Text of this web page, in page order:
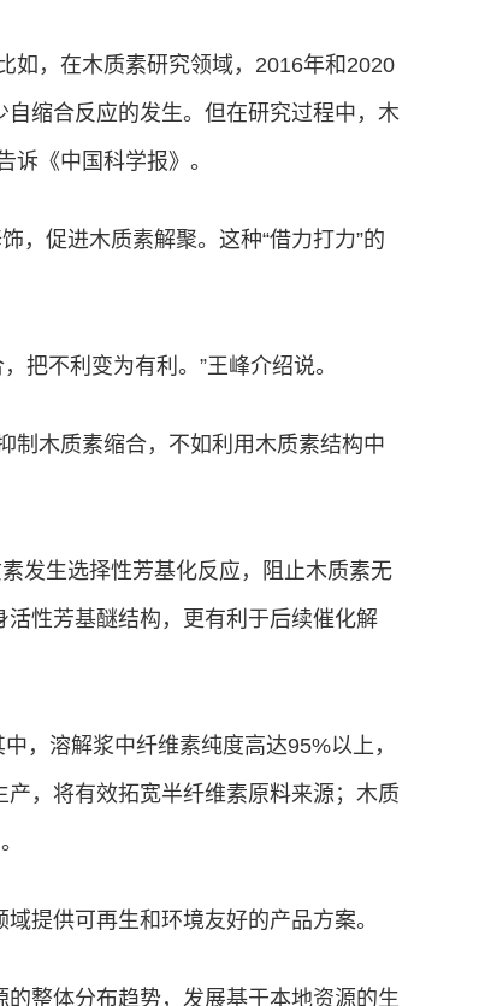
如，在木质素研究领域，2016年和2020
缩合反应的发生。但在研究过程中，木
《中国科学报》。
，促进木质素解聚。这种“借力打力”的
把不利变为有利。”王峰介绍说。
制木质素缩合，不如利用木质素结构中
发生选择性芳基化反应，阻止木质素无
性芳基醚结构，更有利于后续催化解
，溶解浆中纤维素纯度高达95%以上，
，将有效拓宽半纤维素原料来源；木质
提供可再生和环境友好的产品方案。
整体分布趋势，发展基于本地资源的生